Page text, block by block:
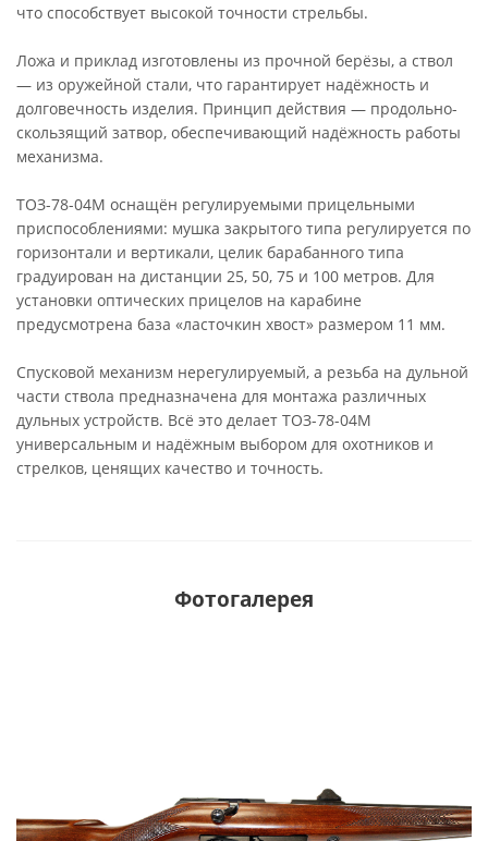
что способствует высокой точности стрельбы.
Ложа и приклад изготовлены из прочной берёзы, а ствол
— из оружейной стали, что гарантирует надёжность и
долговечность изделия. Принцип действия — продольно-
скользящий затвор, обеспечивающий надёжность работы
механизма.
ТОЗ-78-04М оснащён регулируемыми прицельными
приспособлениями: мушка закрытого типа регулируется по
горизонтали и вертикали, целик барабанного типа
градуирован на дистанции 25, 50, 75 и 100 метров. Для
установки оптических прицелов на карабине
предусмотрена база «ласточкин хвост» размером 11 мм.
Спусковой механизм нерегулируемый, а резьба на дульной
части ствола предназначена для монтажа различных
дульных устройств. Всё это делает ТОЗ-78-04М
универсальным и надёжным выбором для охотников и
стрелков, ценящих качество и точность.
Фотогалерея